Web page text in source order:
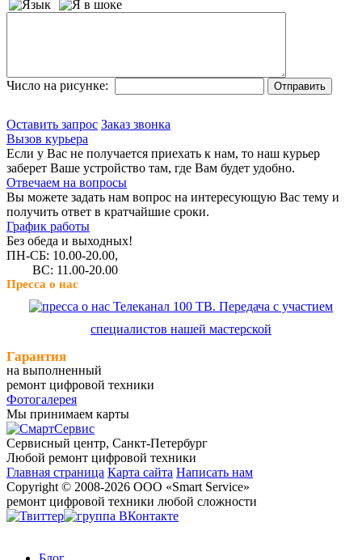
Число на рисунке:
Оставить запрос Заказ звонка
Вызов курьера
Если у Вас не получается приехать к нам, то наш курьер
заберет Ваше устройство там, где Вам будет удобно.
Отвечаем на вопросы
Вы можете задать нам вопрос на интересующую Вас тему и
получить ответ в кратчайшие сроки.
График работы
Без обеда и выходных!
ПН-СБ: 10.00-20.00,
ВС: 11.00-20.00
Пресса о нас
Телеканал 100 ТВ. Передача с участием
специалистов нашей мастерской
Гарантия
на выполненный
ремонт цифровой техники
Фотогалерея
Мы принимаем карты
Сервисный центр, Cанкт-Петербург
Любой ремонт цифровой техники
Главная страница Карта сайта Написать нам
Copyright © 2008-2026 ООО «Smart Service»
ремонт цифровой техники любой сложности